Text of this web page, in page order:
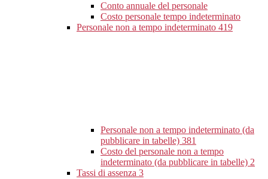
Conto annuale del personale
Costo personale tempo indeterminato
Personale non a tempo indeterminato 419
Personale non a tempo indeterminato (da
pubblicare in tabelle) 381
Costo del personale non a tempo
indeterminato (da pubblicare in tabelle) 2
Tassi di assenza 3